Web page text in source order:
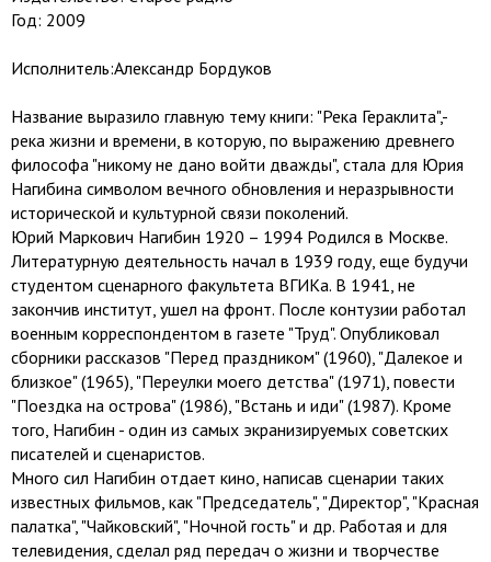
Год: 2009
Исполнитель:Александр Бордуков
Название выразило главную тему книги: "Река Гераклита",-
река жизни и времени, в которую, по выражению древнего
философа "никому не дано войти дважды", стала для Юрия
Нагибина символом вечного обновления и неразрывности
исторической и культурной связи поколений.
Юрий Маркович Нагибин 1920 – 1994 Родился в Москве.
Литературную деятельность начал в 1939 году, еще будучи
студентом сценарного факультета ВГИКа. В 1941, не
закончив институт, ушел на фронт. После контузии работал
военным корреспондентом в газете "Труд". Опубликовал
сборники рассказов "Перед праздником" (1960), "Далекое и
близкое" (1965), "Переулки моего детства" (1971), повести
"Поездка на острова" (1986), "Встань и иди" (1987). Кроме
того, Нагибин - один из самых экранизируемых советских
писателей и сценаристов.
Много сил Нагибин отдает кино, написав сценарии таких
известных фильмов, как "Председатель", "Директор", "Красная
палатка", "Чайковский", "Ночной гость" и др. Работая и для
телевидения, сделал ряд передач о жизни и творчестве